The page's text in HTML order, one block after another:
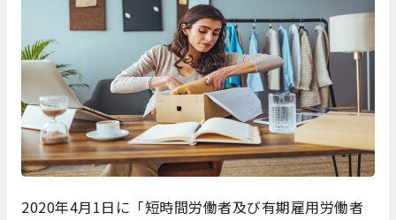
2020年4月1日に「短時間労働者及び有期雇用労働者